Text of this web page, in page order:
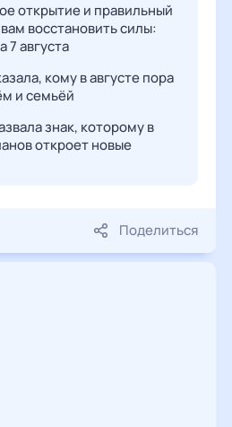
открытие и правильный
восстановить силы:
7 августа
кому в августе пора
и семьёй
знак, которому в
откроет новые
Поделиться